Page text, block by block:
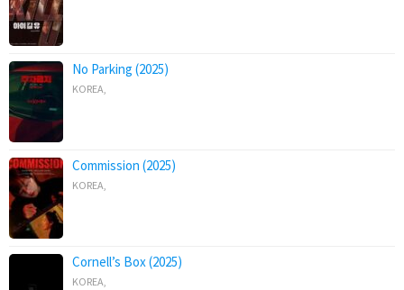
No Parking (2025)
KOREA
Commission (2025)
KOREA
Cornell’s Box (2025)
KOREA